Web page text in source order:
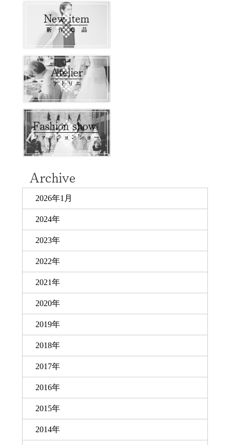
2026年1月
2024年
2023年
2022年
2021年
2020年
2019年
2018年
2017年
2016年
2015年
2014年